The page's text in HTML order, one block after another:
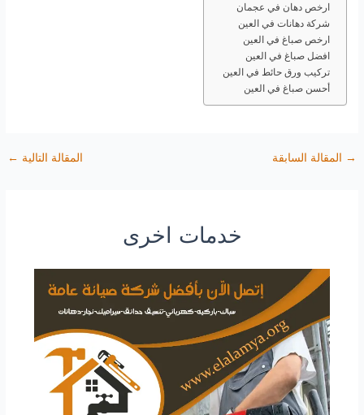
ارخص دهان في عجمان
شركة دهانات في العين
ارخص صباغ في العين
افضل صباغ في العين
تركيب ورق حائط في العين
أحسن صباغ في العين
→ المقالة السابقة المقالة التالية ←
خدمات اخرى